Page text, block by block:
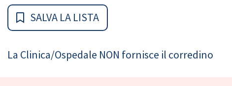
SALVA LA LISTA
La Clinica/Ospedale NON fornisce il corredino